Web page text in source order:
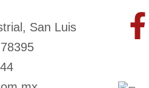
San Luis